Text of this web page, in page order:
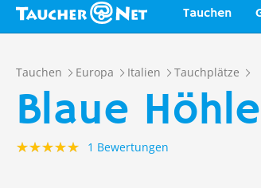
Tauchen
Tauchen Europa Italien Tauchplätze
Blaue
1 Bewertungen